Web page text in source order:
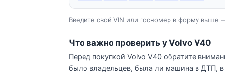
Введите свой VIN или госномер в форму выше
Что важно проверить у Volvo V40
Перед покупкой Volvo V40 обратите
было владельцев, была ли машина в ДТП, в